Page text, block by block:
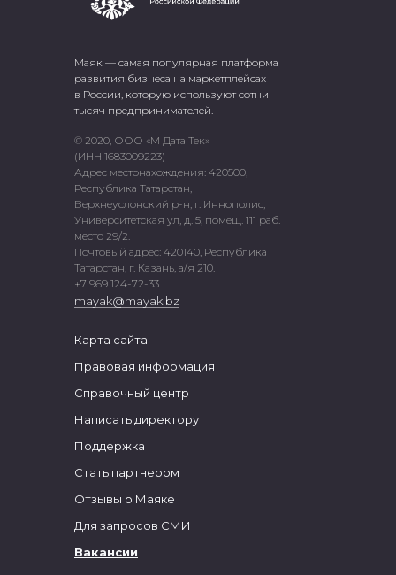
Маяк — самая популярная платформа
развития бизнеса на маркетплейсах
в России, которую используют сотни
тысяч предпринимателей.
© 2020, ООО «М Дата Тек»
(ИНН 1683009223)
Адрес местонахождения: 420500,
Республика Татарстан,
Верхнеуслонский р-н, г. Иннополис,
Университетская ул, д. 5, помещ. 111 раб.
место 29/2.
Почтовый адрес: 420140, Республика
Татарстан, г. Казань, а/я 210.
+7 969 124-72-33
mayak@mayak.bz
Карта сайта
Правовая информация
Справочный центр
Написать директору
Поддержка
Стать партнером
Отзывы о Маяке
Для запросов СМИ
Вакансии